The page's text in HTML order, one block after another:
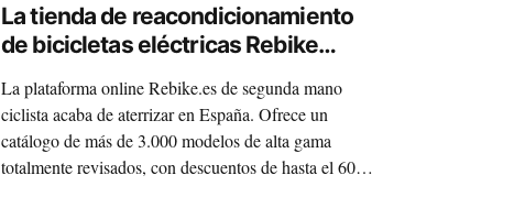
La tienda de reacondicionamiento
de bicicletas eléctricas Rebike
La plataforma online Rebike.es de segunda mano
ciclista acaba de aterrizar en España. Ofrece un
catálogo de más de 3.000 modelos de alta gama
totalmente revisados, con descuentos de hasta el 60% y